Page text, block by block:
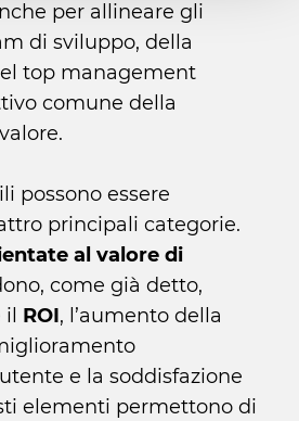
per allineare gli
di sviluppo, della
top management
comune della
possono essere
principali categorie.
al valore di
come già detto,
ROI, l’aumento della
e la soddisfazione
elementi permettono di